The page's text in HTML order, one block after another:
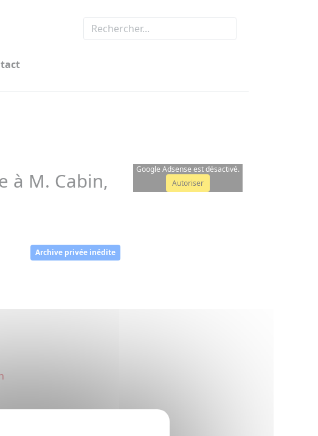
à M. Cabin,
Archive privée inédite
Google Adsense est désactivé.
Autoriser